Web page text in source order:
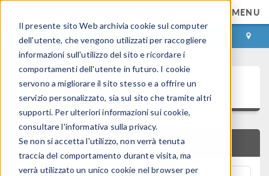
Il presente sito Web archivia cookie sul computer
dell'utente, che vengono utilizzati per raccogliere
informazioni sull'utilizzo del sito e ricordare i
comportamenti dell'utente in futuro. I cookie
servono a migliorare il sito stesso e a offrire un
servizio personalizzato, sia sul sito che tramite altri
supporti. Per ulteriori informazioni sui cookie,
consultare l'informativa sulla privacy.
Se non si accetta l'utilizzo, non verrà tenuta
traccia del comportamento durante visita, ma
verrà utilizzato un unico cookie nel browser per
MENU
ACCEDI CONTACT
Galleria delle Applicazioni
RICERCA RAPIDA